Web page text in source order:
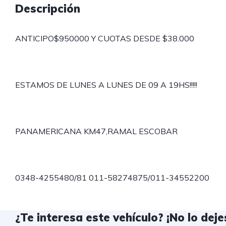
Descripción
ANTICIPO$950000 Y CUOTAS DESDE $38.000
ESTAMOS DE LUNES A LUNES DE 09 A 19HS!!!!!
PANAMERICANA KM47,RAMAL ESCOBAR
0348-4255480/81 011-58274875/011-34552200
¿Te interesa este vehículo? ¡No lo